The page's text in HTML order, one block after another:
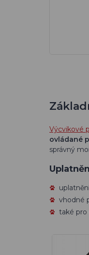
Výcvikové
ovládané
správný
vhodné
také pro